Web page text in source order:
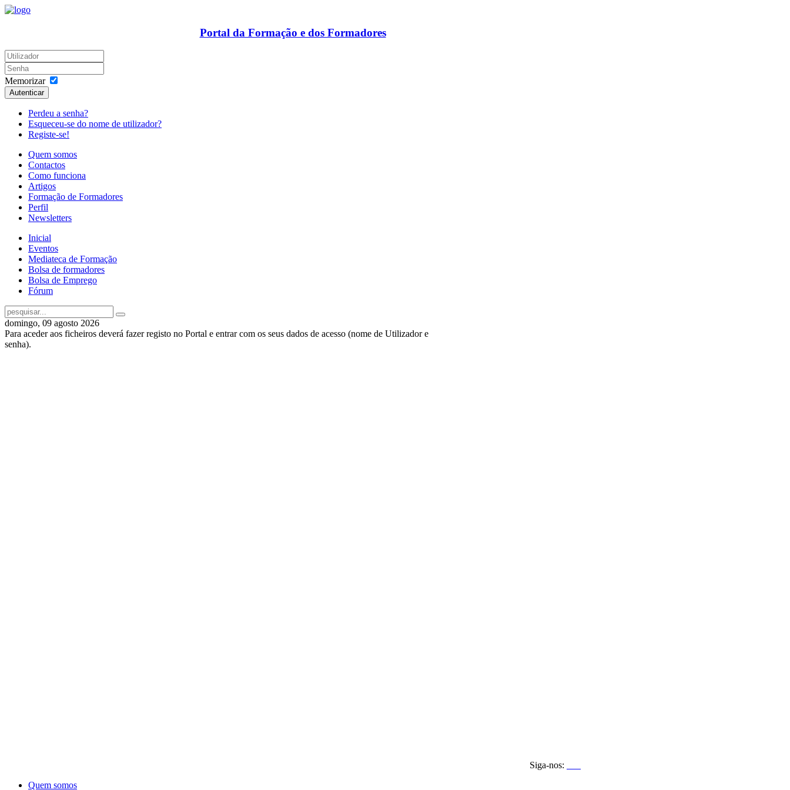
Portal da Formação e dos Formadores
Memorizar
Autenticar
Perdeu a senha?
Esqueceu-se do nome de utilizador?
Registe-se!
Quem somos
Contactos
Como funciona
Artigos
Formação de Formadores
Perfil
Newsletters
Inicial
Eventos
Mediateca de Formação
Bolsa de formadores
Bolsa de Emprego
Fórum
domingo, 09 agosto 2026
Para aceder aos ficheiros deverá fazer registo no Portal e entrar com os seus dados de acesso (nome de Utilizador e
senha).
Siga-nos:
Quem somos